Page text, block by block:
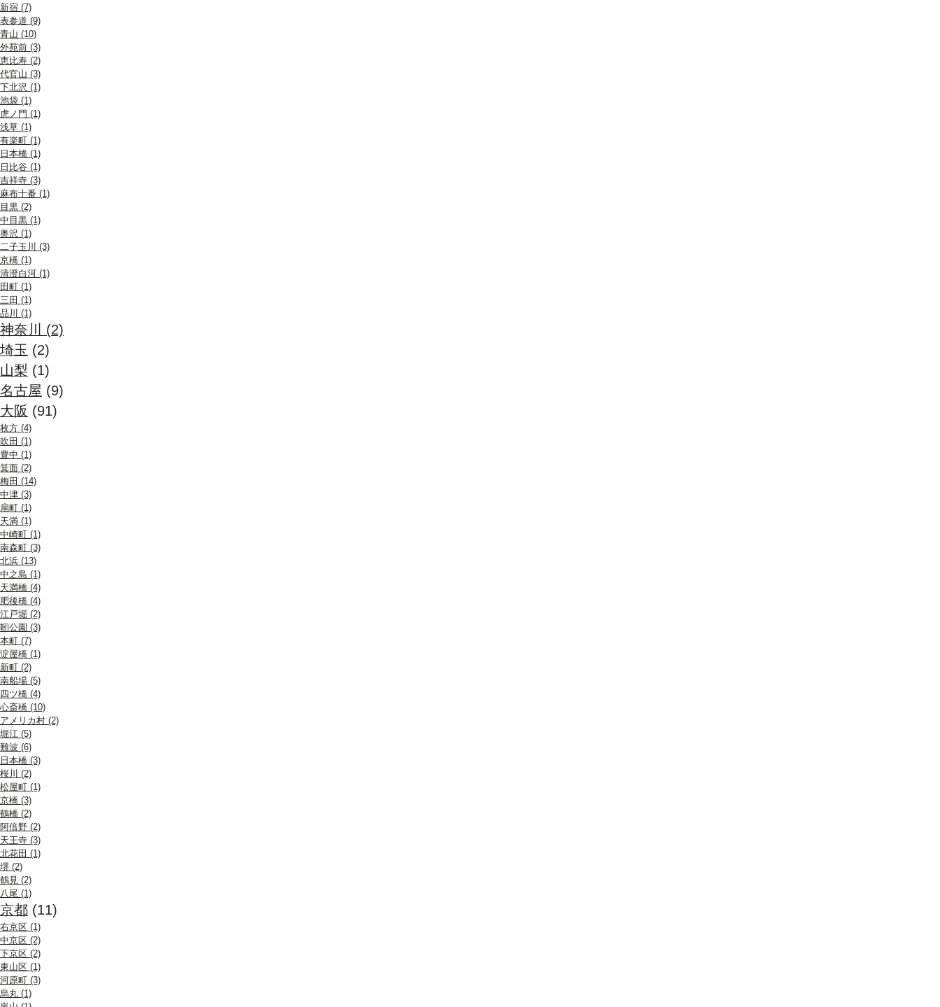
新宿 (7)
表参道 (9)
青山 (10)
外苑前 (3)
恵比寿 (2)
代官山 (3)
下北沢 (1)
池袋 (1)
虎ノ門 (1)
浅草 (1)
有楽町 (1)
日本橋 (1)
日比谷 (1)
吉祥寺 (3)
麻布十番 (1)
目黒 (2)
中目黒 (1)
奥沢 (1)
二子玉川 (3)
京橋 (1)
清澄白河 (1)
田町 (1)
三田 (1)
品川 (1)
神奈川 (2)
埼玉 (2)
山梨 (1)
名古屋 (9)
大阪 (91)
枚方 (4)
吹田 (1)
豊中 (1)
箕面 (2)
梅田 (14)
中津 (3)
扇町 (1)
天満 (1)
中崎町 (1)
南森町 (3)
北浜 (13)
中之島 (1)
天満橋 (4)
肥後橋 (4)
江戸堀 (2)
靭公園 (3)
本町 (7)
淀屋橋 (1)
新町 (2)
南船場 (5)
四ツ橋 (4)
心斎橋 (10)
アメリカ村 (2)
堀江 (5)
難波 (6)
日本橋 (3)
桜川 (2)
松屋町 (1)
京橋 (3)
鶴橋 (2)
阿倍野 (2)
天王寺 (3)
北花田 (1)
堺 (2)
鶴見 (2)
八尾 (1)
京都 (11)
右京区 (1)
中京区 (2)
下京区 (2)
東山区 (1)
河原町 (3)
烏丸 (1)